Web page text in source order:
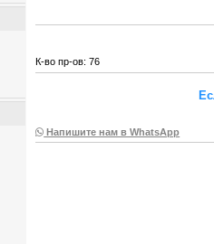
К-во пр-ов: 76
Напишите нам в WhatsApp